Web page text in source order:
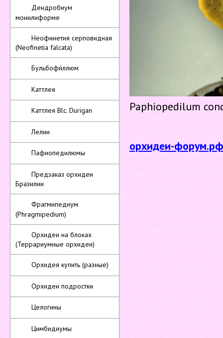
Дендробиум
монилиформе
Неофинетия серповидная
(Neofinetia falcata)
Бульбофи́ллюм
Каттлея
Каттлея Blc. Durigan
Лелии
Пафиопедилюмы
Предзаказ орхидеи
Бразилии
Фрагмипедиум
(Phragmipedium)
Орхидеи на блоках
(Террариумные орхидеи)
Орхидея купить (разные)
Орхидеи подростки
Целогины
Цимбидиумы
Paphiopedilum
орхидеи-